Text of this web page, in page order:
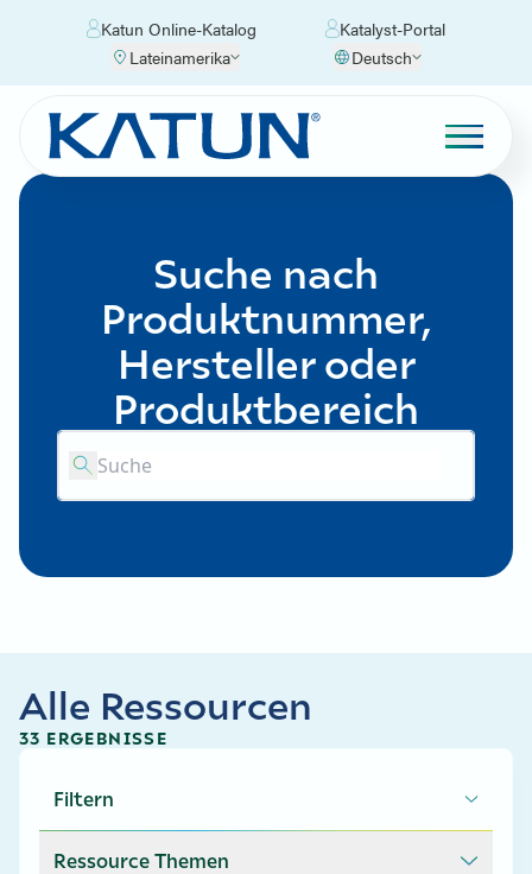
Katun Online-Katalog
Katalyst-Portal
Lateinamerika
Deutsch
Suche nach
Produktnummer,
Hersteller oder
Produktbereich
Alle Ressourcen
33 ERGEBNISSE
Filtern
Ressource Themen